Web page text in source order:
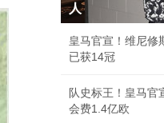
人
皇马官宣！维尼修
已获14冠
队史标王！皇马官
会费1.4亿欧